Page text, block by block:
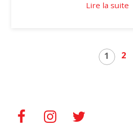
Lire la suite
1 2